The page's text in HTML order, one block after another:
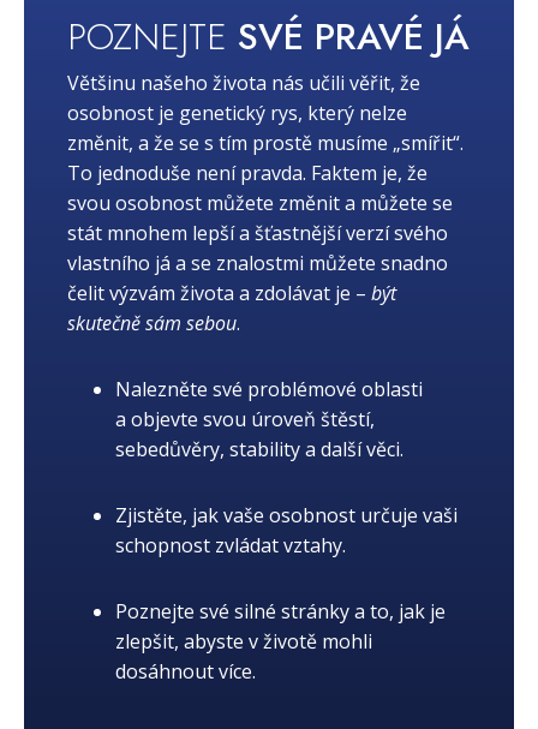
POZNEJTE SVÉ PRAVÉ JÁ
Většinu našeho života nás učili věřit, že
osobnost je genetický rys, který nelze
změnit, a že se s tím prostě musíme „smířit“.
To jednoduše není pravda. Faktem je, že
svou osobnost můžete změnit a můžete se
stát mnohem lepší a šťastnější verzí svého
vlastního já a se znalostmi můžete snadno
čelit výzvám života a zdolávat je – být
skutečně sám sebou.
Nalezněte své problémové oblasti
a objevte svou úroveň štěstí,
sebedůvěry, stability a další věci.
Zjistěte, jak vaše osobnost určuje vaši
schopnost zvládat vztahy.
Poznejte své silné stránky a to, jak je
zlepšit, abyste v životě mohli
dosáhnout více.